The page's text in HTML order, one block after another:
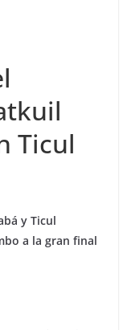
Ticul
y Ticul
a la gran final